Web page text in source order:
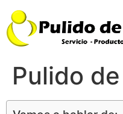
Pulido